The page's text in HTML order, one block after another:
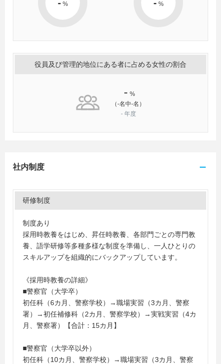
- % - %
役員及び管理的地位にある者に占める女性の割合
- %
（-名中-名）
- 年度
社内制度
研修制度
制度あり
採用時教養をはじめ、昇任時教養、各部門ごとの専門教
養、語学研修等多種多様な制度を準備し、一人ひとりの
スキルアップを組織的にバックアップしています。
《採用時教養の詳細》
■警察官（大学卒）
初任科（6カ月、警察学校）→職場実習（3カ月、警察
署）→初任補修科（2カ月、警察学校）→実戦実習（4カ
月、警察署）【合計：15カ月】
■警察官（大学卒以外）
初任科（10カ月、警察学校）→職場実習（3カ月、警察